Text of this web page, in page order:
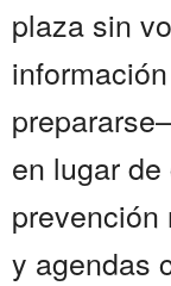
plaza sin
en lugar
prevención
y agendas